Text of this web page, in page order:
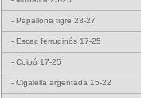
- Papallona tigre 23-27
- Escac ferruginós 17-25
- Coipú 17-25
- Cigalella argentada 15-22